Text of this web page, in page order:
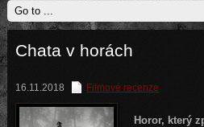
Chata v horách
16.11.2018 Filmové recenze
Horor, který